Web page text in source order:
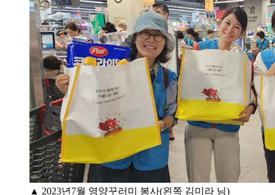
▲ 2023년7월 영양꾸러미 봉사(왼쪽 김미라 님)